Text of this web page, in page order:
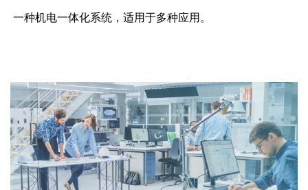
一种机电一体化系统，适用于多种应用。